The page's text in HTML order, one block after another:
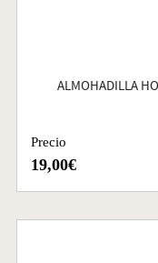
ALMOHADILLA
Precio
19,00€